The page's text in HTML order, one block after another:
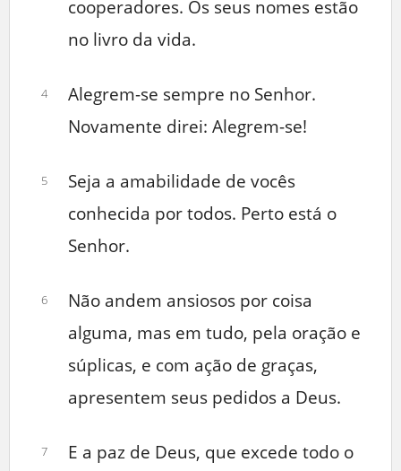
cooperadores. Os seus nomes estão
no livro da vida.
4
Alegrem-se sempre no Senhor.
Novamente direi: Alegrem-se!
5
Seja a amabilidade de vocês
conhecida por todos. Perto está o
Senhor.
6
Não andem ansiosos por coisa
alguma, mas em tudo, pela oração e
súplicas, e com ação de graças,
apresentem seus pedidos a Deus.
7
E a paz de Deus, que excede todo o